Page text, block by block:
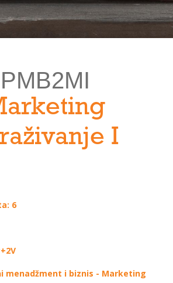
PMB2MI
I
6
menadžment i biznis - Marketing